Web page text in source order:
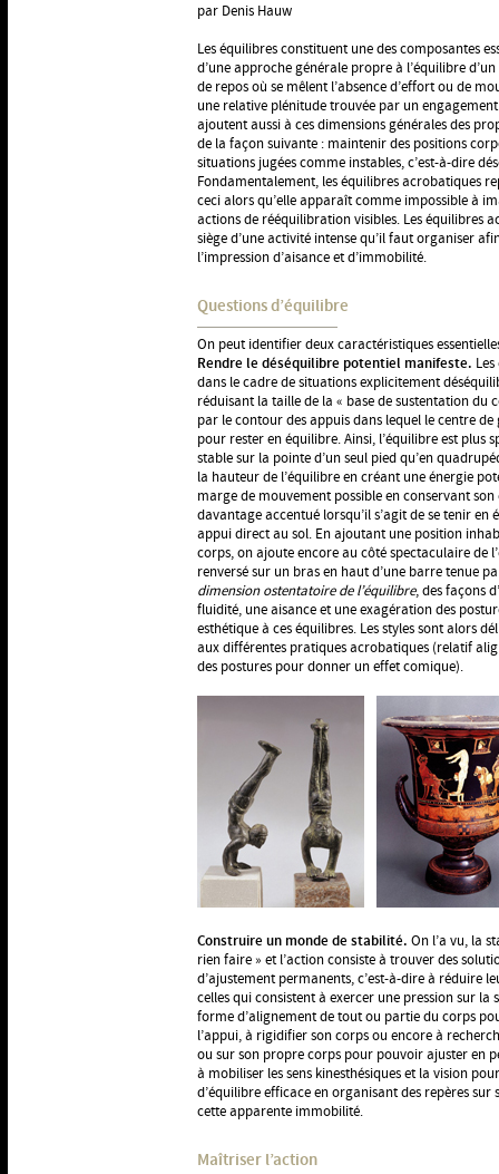
par Denis Hauw
Les équilibres constituent une des composantes
d’une approche générale propre à l’équilibre
de repos où se mêlent l’absence d’effort ou de
une relative plénitude trouvée par un
ajoutent aussi à ces dimensions générales des
de la façon suivante : maintenir des positions
situations jugées comme instables, c’est-à-dire
Fondamentalement, les équilibres acrobatiques
ceci alors qu’elle apparaît comme impossible à
actions de rééquilibration visibles. Les équilibres
siège d’une activité intense qu’il faut organiser
l’impression d’aisance et d’immobilité.
Questions d’équilibre
On peut identifier deux caractéristiques
Rendre le déséquilibre potentiel manifeste.
dans le cadre de situations explicitement
réduisant la taille de la « base de sustentation du
par le contour des appuis dans lequel le centre
pour rester en équilibre. Ainsi, l’équilibre est plus
stable sur la pointe d’un seul pied qu’en
la hauteur de l’équilibre en créant une énergie
marge de mouvement possible en conservant
davantage accentué lorsqu’il s’agit de se tenir en
appui direct au sol. En ajoutant une position
corps, on ajoute encore au côté spectaculaire de
renversé sur un bras en haut d’une barre tenue
dimension ostentatoire de l’équilibre, des façons
fluidité, une aisance et une exagération des
esthétique à ces équilibres. Les styles sont alors
aux différentes pratiques acrobatiques (relatif
des postures pour donner un effet comique).
Construire un monde de stabilité. On l’a vu, la
rien faire » et l’action consiste à trouver des
d’ajustement permanents, c’est-à-dire à réduire
celles qui consistent à exercer une pression sur
forme d’alignement de tout ou partie du corps
l’appui, à rigidifier son corps ou encore à
ou sur son propre corps pour pouvoir ajuster en
à mobiliser les sens kinesthésiques et la vision
d’équilibre efficace en organisant des repères
cette apparente immobilité.
Maîtriser l’action